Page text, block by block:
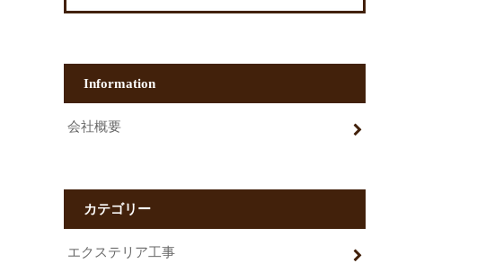
Information
会社概要
カテゴリー
エクステリア工事